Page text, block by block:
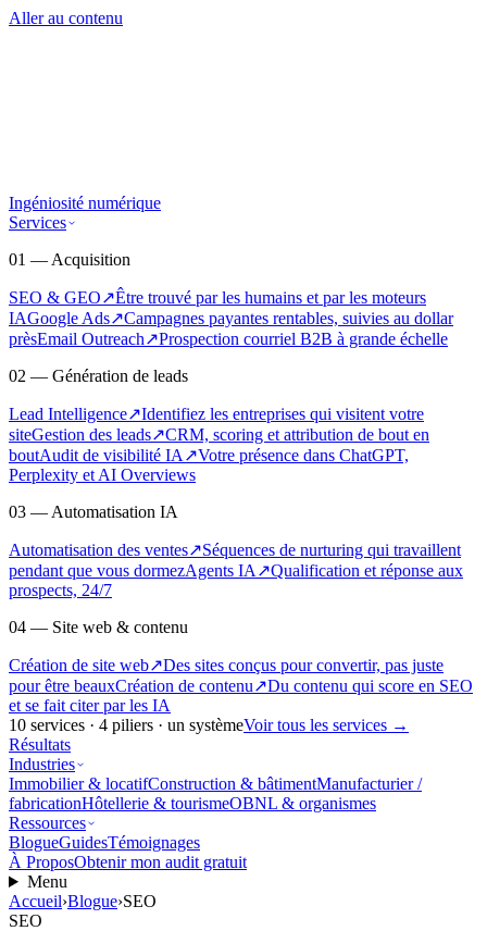
Aller au contenu
Ingéniosité numérique
Services
01 — Acquisition
SEO & GEO↗Être trouvé par les humains et par les moteurs
IAGoogle Ads↗Campagnes payantes rentables, suivies au dollar
prèsEmail Outreach↗Prospection courriel B2B à grande échelle
02 — Génération de leads
Lead Intelligence↗Identifiez les entreprises qui visitent votre
siteGestion des leads↗CRM, scoring et attribution de bout en
boutAudit de visibilité IA ↗Votre présence dans ChatGPT,
Perplexity et AI Overviews
03 — Automatisation IA
Automatisation des ventes↗Séquences de nurturing qui travaillent
pendant que vous dormezAgents IA ↗Qualification et réponse aux
prospects, 24/7
04 — Site web & contenu
Création de site web↗Des sites conçus pour convertir, pas juste
pour être beauxCréation de contenu↗Du contenu qui score en SEO
et se fait citer par les IA
10 services · 4 piliers · un systèmeVoir tous les services →
Résultats
Industries
Immobilier & locatifConstruction & bâtimentManufacturier /
fabricationHôtellerie & tourismeOBNL & organismes
Ressources
BlogueGuidesTémoignages
À ProposObtenir mon audit gratuit
Menu
Accueil›Blogue›SEO
SEO